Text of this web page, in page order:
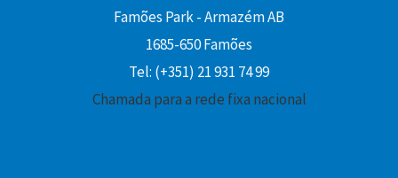
Famões Park - Armazém AB
1685-650 Famões
Tel: (+351) 21 931 74 99
Chamada para a rede fixa nacional